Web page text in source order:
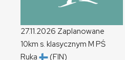
27.11.2026 Zaplanowane
10km s. klasycznym M PŚ
Ruka
(FIN)